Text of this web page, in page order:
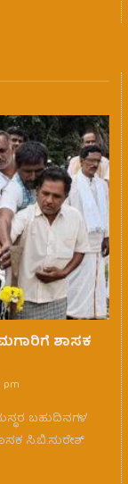
ಶಾಸಕ
pm
ಬಹುದಿನಗಳ
ಸಿ.ಬಿ.ಸುರೇಶ್